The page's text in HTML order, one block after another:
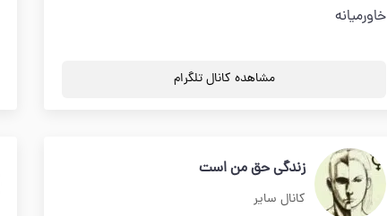
خاورمیانه
مشاهده کانال تلگرام
زندگی حق من است
کانال سایر